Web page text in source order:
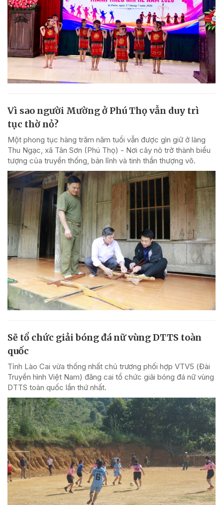
Vì sao người Mường ở Phú Thọ vẫn duy trì
tục thờ nỏ?
Một phong tục hàng trăm năm tuổi vẫn được gìn giữ ở làng
Thu Ngạc, xã Tân Sơn (Phú Thọ) - Nơi cây nỏ trở thành biểu
tượng của truyền thống, bản lĩnh và tinh thần thượng võ.
Sẽ tổ chức giải bóng đá nữ vùng DTTS toàn
quốc
Tỉnh Lào Cai vừa thống nhất chủ trương phối hợp VTV5 (Đài
Truyền hình Việt Nam) đăng cai tổ chức giải bóng đá nữ vùng
DTTS toàn quốc lần thứ nhất.